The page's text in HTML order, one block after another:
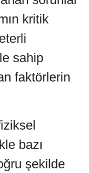
kritik
sahip
faktörlerin
bazı
şekilde